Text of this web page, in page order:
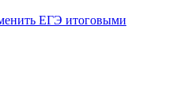
ЕГЭ итоговыми